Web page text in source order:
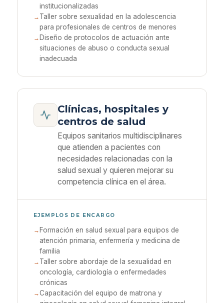
institucionalizadas
Taller sobre sexualidad en la adolescencia
para profesionales de centros de menores
Diseño de protocolos de actuación ante
situaciones de abuso o conducta sexual
inadecuada
Clínicas, hospitales y
centros de salud
Equipos sanitarios multidisciplinares
que atienden a pacientes con
necesidades relacionadas con la
salud sexual y quieren mejorar su
competencia clínica en el área.
EJEMPLOS DE ENCARGO
Formación en salud sexual para equipos de
atención primaria, enfermería y medicina de
familia
Taller sobre abordaje de la sexualidad en
oncología, cardiología o enfermedades
crónicas
Capacitación del equipo de matrona y